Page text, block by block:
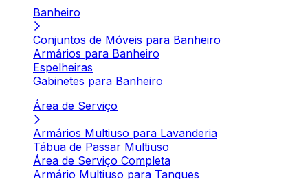
Banheiro
Conjuntos de Móveis para Banheiro
Armários para Banheiro
Espelheiras
Gabinetes para Banheiro
Área de Serviço
Armários Multiuso para Lavanderia
Tábua de Passar Multiuso
Área de Serviço Completa
Armário Multiuso para Tanques